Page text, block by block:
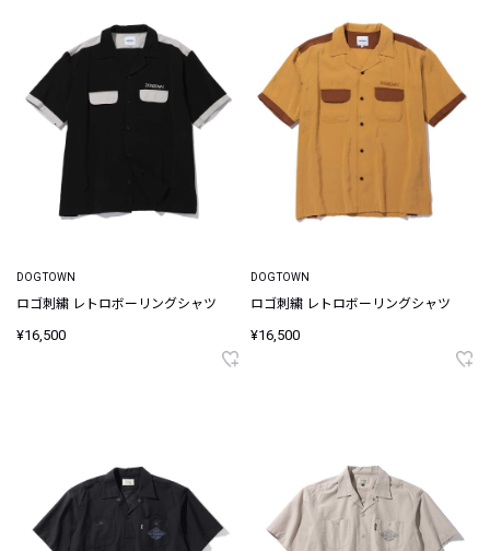
DOGTOWN
ロゴ刺繍 レトロボーリングシャツ
¥16,500
DOGTOWN
ロゴ刺繍 レトロボーリングシャツ
¥16,500